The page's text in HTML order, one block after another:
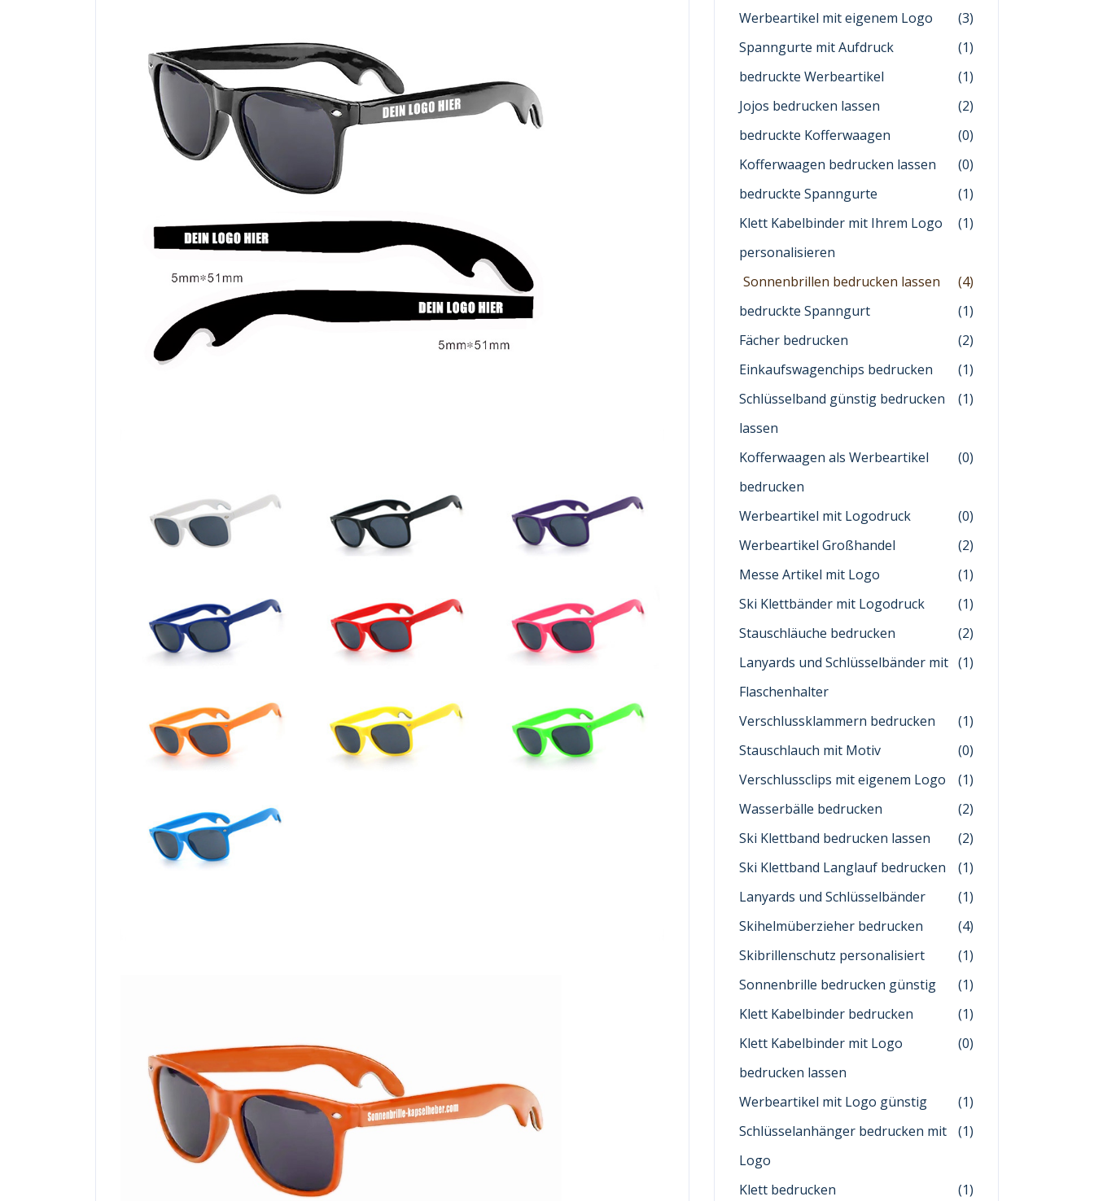
Werbeartikel mit eigenem Logo
(3)
Spanngurte mit Aufdruck
(1)
bedruckte Werbeartikel
(1)
Jojos bedrucken lassen
(2)
bedruckte Kofferwaagen
(0)
Kofferwaagen bedrucken lassen
(0)
bedruckte Spanngurte
(1)
Klett Kabelbinder mit Ihrem Logo
personalisieren
(1)
Sonnenbrillen bedrucken lassen
(4)
bedruckte Spanngurt
(1)
Fächer bedrucken
(2)
Einkaufswagenchips bedrucken
(1)
Schlüsselband günstig bedrucken
lassen
(1)
Kofferwaagen als Werbeartikel
bedrucken
(0)
Werbeartikel mit Logodruck
(0)
Werbeartikel Großhandel
(2)
Messe Artikel mit Logo
(1)
Ski Klettbänder mit Logodruck
(1)
Stauschläuche bedrucken
(2)
Lanyards und Schlüsselbänder mit
Flaschenhalter
(1)
Verschlussklammern bedrucken
(1)
Stauschlauch mit Motiv
(0)
Verschlussclips mit eigenem Logo
(1)
Wasserbälle bedrucken
(2)
Ski Klettband bedrucken lassen
(2)
Ski Klettband Langlauf bedrucken
(1)
Lanyards und Schlüsselbänder
(1)
Skihelmüberzieher bedrucken
(4)
Skibrillenschutz personalisiert
(1)
Sonnenbrille bedrucken günstig
(1)
Klett Kabelbinder bedrucken
(1)
Klett Kabelbinder mit Logo
bedrucken lassen
(0)
Werbeartikel mit Logo günstig
(1)
Schlüsselanhänger bedrucken mit
Logo
(1)
Klett bedrucken (1)